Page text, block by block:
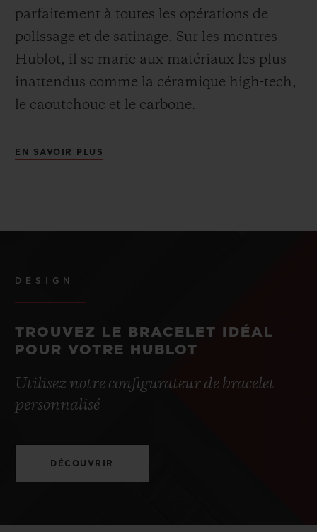
parfaitement à toutes les opérations de
polissage et de satinage. Sur les montres
Hublot, il se marie aux matériaux les plus
inattendus comme la céramique high-tech,
le caoutchouc et le carbone.
EN SAVOIR PLUS
DESIGN
TROUVEZ LE BRACELET IDÉAL
POUR VOTRE HUBLOT
Utilisez notre configurateur de bracelet
personnalisé
DÉCOUVRIR